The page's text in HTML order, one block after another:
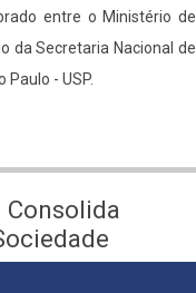
entre o Ministério de
da Secretaria Nacional de
- USP.
Consolida